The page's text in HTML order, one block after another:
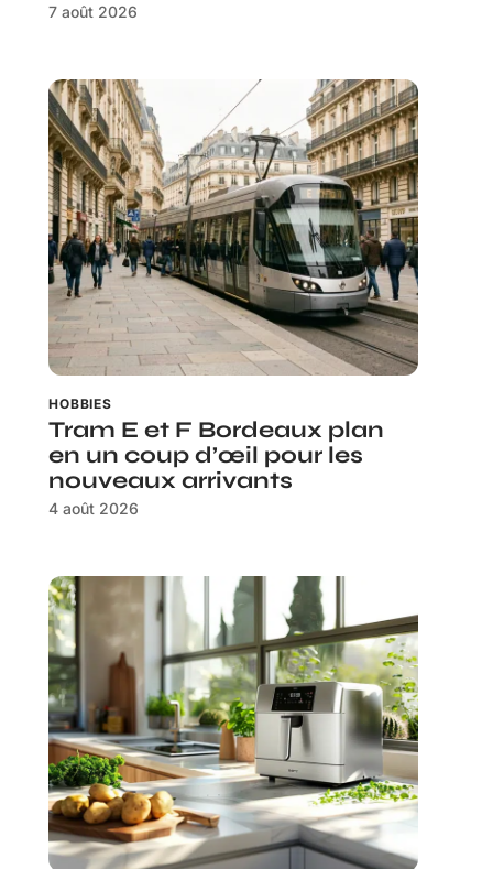
7 août 2026
HOBBIES
Tram E et F Bordeaux plan
en un coup d’œil pour les
nouveaux arrivants
4 août 2026